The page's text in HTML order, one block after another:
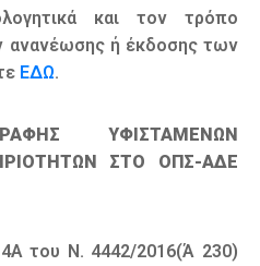
και τον τρόπο
ανανέωσης ή έκδοσης των
ΕΔΩ.
ΥΦΙΣΤΑΜΕΝΩΝ
ΣΤΟ ΟΠΣ-ΑΔΕ
του Ν. 4442/2016(Ά 230)